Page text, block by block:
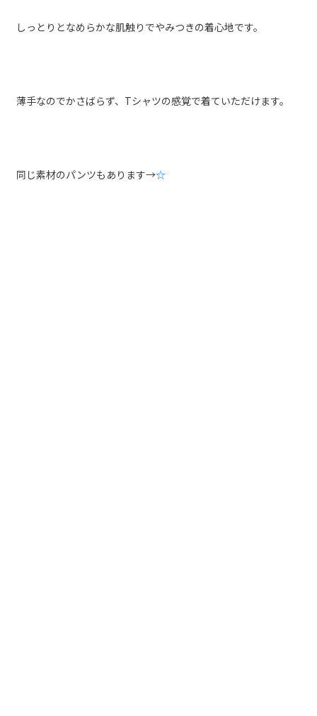
しっとりとなめらかな肌触りでやみつきの着心地です。
薄手なのでかさばらず、Tシャツの感覚で着ていただけます。
同じ素材のパンツもあります→☆